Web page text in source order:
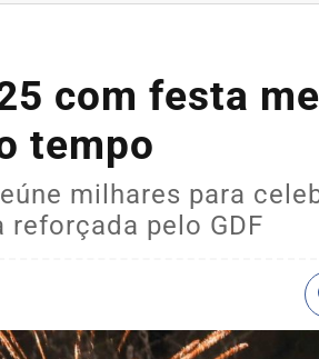
com festa
tempo
milhares para
pelo GDF